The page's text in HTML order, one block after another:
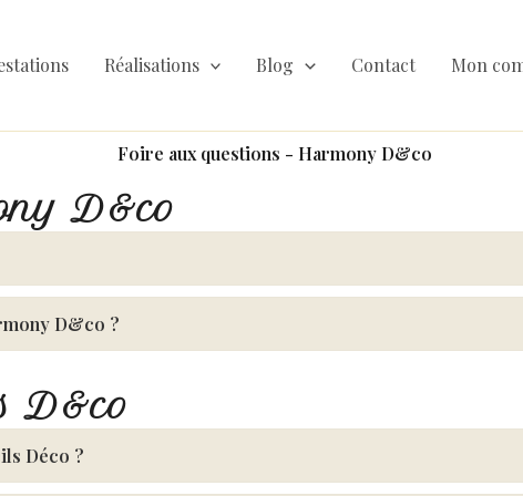
Réalisations Blog Contact Mon
Foire aux questions - Harmony D&co
D&co
D&co ?
D&co
Déco ?